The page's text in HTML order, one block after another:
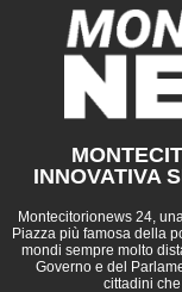
INNOVATIVA
Montecitorionews 24,
Piazza più famosa della
mondi sempre molto
Governo e del
cittadini